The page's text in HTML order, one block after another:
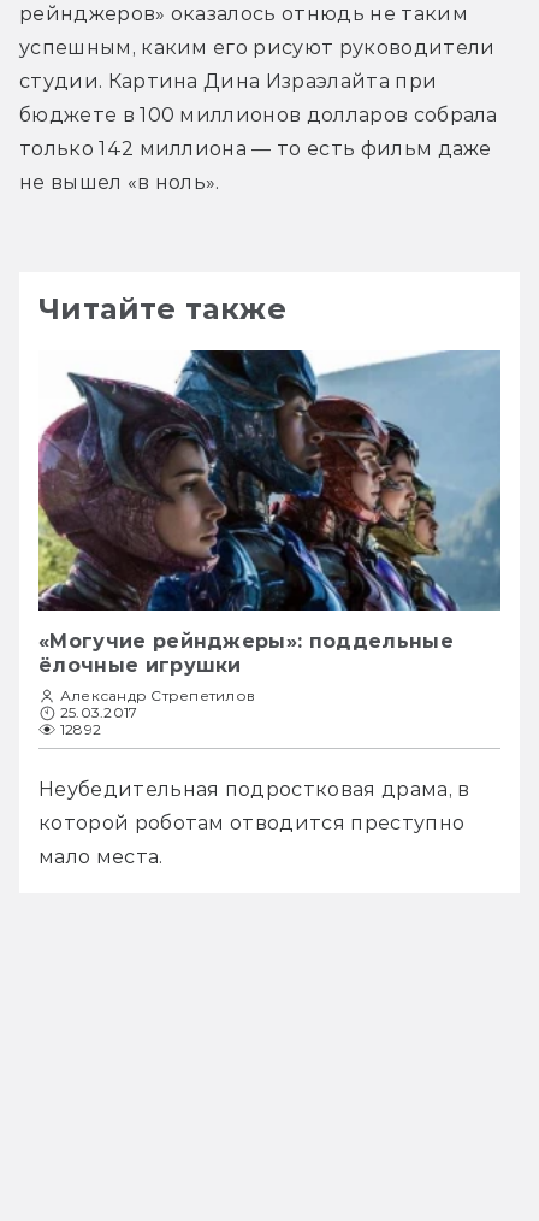
рейнджеров» оказалось отнюдь не таким
успешным, каким его рисуют руководители
студии. Картина Дина Израэлайта при
бюджете в 100 миллионов долларов собрала
только 142 миллиона — то есть фильм даже
не вышел «в ноль».
Читайте также
«Могучие рейнджеры»: поддельные
ёлочные игрушки
Александр Стрепетилов
25.03.2017
12892
Неубедительная подростковая драма, в
которой роботам отводится преступно
мало места.